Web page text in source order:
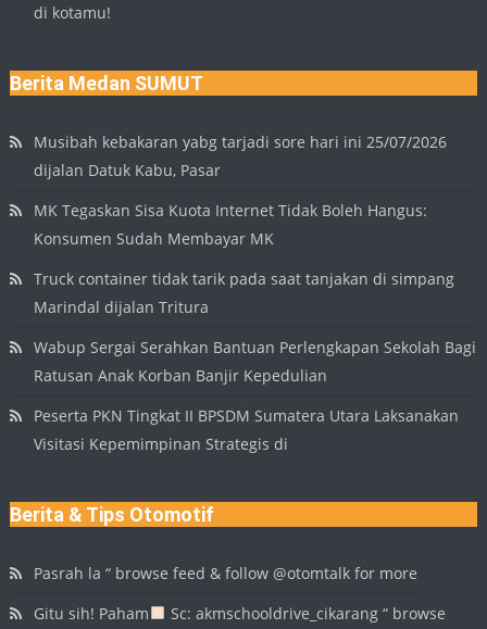
di kotamu!
Berita Medan SUMUT
Musibah kebakaran yabg tarjadi sore hari ini 25/07/2026
dijalan Datuk Kabu, Pasar
MK Tegaskan Sisa Kuota Internet Tidak Boleh Hangus:
Konsumen Sudah Membayar MK
Truck container tidak tarik pada saat tanjakan di simpang
Marindal dijalan Tritura
Wabup Sergai Serahkan Bantuan Perlengkapan Sekolah Bagi
Ratusan Anak Korban Banjir Kepedulian
Peserta PKN Tingkat II BPSDM Sumatera Utara Laksanakan
Visitasi Kepemimpinan Strategis di
Berita & Tips Otomotif
Pasrah la “ browse feed & follow @otomtalk for more
Gitu sih! Paham
Sc: akmschooldrive_cikarang “ browse